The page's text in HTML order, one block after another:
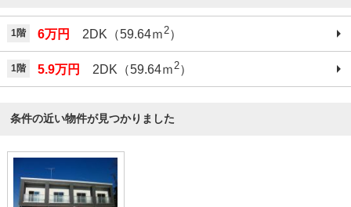
1階 6万円 2DK（59.64ｍ 2）
1階 5.9万円 2DK（59.64ｍ 2）
条件の近い物件が見つかりました